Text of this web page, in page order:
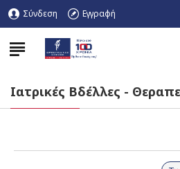
Σύνδεση Εγγραφή
Ιατρικές Βδέλλες -